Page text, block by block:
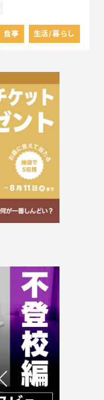
食事 生活/暮らし